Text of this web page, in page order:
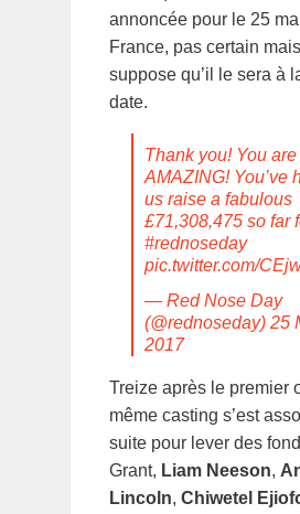
annoncée pour le 25
France, pas certain
suppose qu’il le sera à
date.
Thank you! You are
AMAZING! You’ve
us raise a fabulous
£71,308,475 so far
#rednoseday
pic.twitter.com/
— Red Nose Day
(@rednoseday) 25
2017
Treize après le premier
même casting s’est
suite pour lever des
Grant, Liam Neeson,
Lincoln, Chiwetel